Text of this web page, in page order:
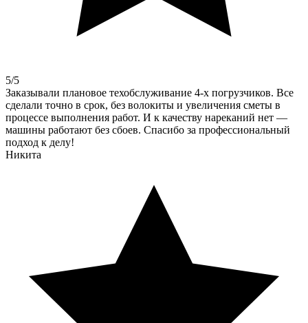
5/5
Заказывали плановое техобслуживание 4-х погрузчиков. Все
сделали точно в срок, без волокиты и увеличения сметы в
процессе выполнения работ. И к качеству нареканий нет —
машины работают без сбоев. Спасибо за профессиональный
подход к делу!
Никита